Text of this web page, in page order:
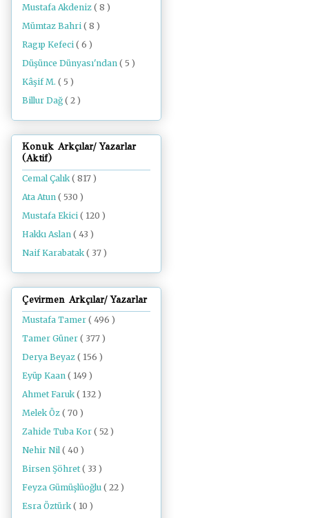
Mustafa Akdeniz ( 8 )
Mümtaz Bahri ( 8 )
Ragıp Kefeci ( 6 )
Düşünce Dünyası'ndan ( 5 )
Kâşif M. ( 5 )
Billur Dağ ( 2 )
Konuk Arkçılar/ Yazarlar
(Aktif)
Cemal Çalık( 817 )
Ata Atun ( 530 )
Mustafa Ekici ( 120 )
Hakkı Aslan ( 43 )
Naif Karabatak( 37 )
Çevirmen Arkçılar/ Yazarlar
Mustafa Tamer ( 496 )
Tamer Güner ( 377 )
Derya Beyaz ( 156 )
Eyüp Kaan ( 149 )
Ahmet Faruk ( 132 )
Melek Öz ( 70 )
Zahide Tuba Kor ( 52 )
Nehir Nil ( 40 )
Birsen Şöhret ( 33 )
Feyza Gümüşlüoğlu ( 22 )
Esra Öztürk ( 10 )